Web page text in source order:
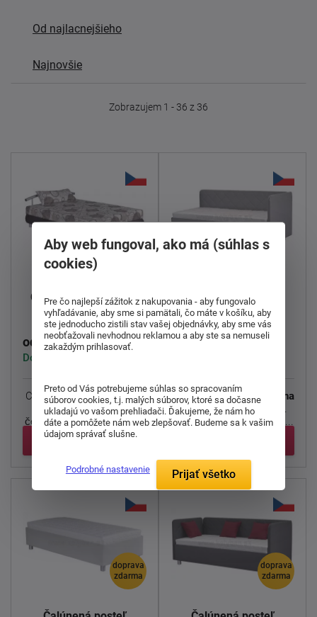
Od najlacnejšieho
Najnovšie
Zobrazujem 1 - 36 z 36
Čalúnená posteľ Nina
od 208,00 €
Dodáváme do 8-9 týdnů
Celočalúnená posteľNina
s efektným kovovým
čelom a pevne pripojená k
...
Detail
Fiona 90
od214,00 €
Čalúnené jednolôžko
Fiona
zaujme nielen svojou
jedinečnou konštrukciou ...
doprava
zdarma
doprava
zdarma
Aby web fungoval, ako má (súhlas s
cookies)
Pre čo najlepší zážitok z nakupovania - aby fungovalo
vyhľadávanie, aby sme si pamätali, čo máte v košíku, aby
ste jednoducho zistili stav vašej objednávky, aby sme vás
neobťažovali nevhodnou reklamou a aby ste sa nemuseli
zakaždým prihlasovať.
Preto od Vás potrebujeme súhlas so spracovaním
súborov cookies, t.j. malých súborov, ktoré sa dočasne
ukladajú vo vašom prehliadači. Ďakujeme, že nám ho
dáte a pomôžete nám web zlepšovať. Budeme sa k vašim
údajom správať slušne.
Podrobné nastavenie Prijať všetko